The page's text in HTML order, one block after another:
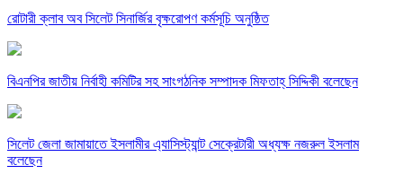
রোটারী ক্লাব অব সিলেট সিনার্জির বৃক্ষরোপণ কর্মসূচি অনুষ্ঠিত
বিএনপির জাতীয় নির্বাহী কমিটির সহ সাংগঠনিক সম্পাদক মিফতাহ্ সিদ্দিকী বলেছেন
সিলেট জেলা জামায়াতে ইসলামীর এ্যাসিস্ট্যান্ট সেক্রেটারী অধ্যক্ষ নজরুল ইসলাম
বলেছেন